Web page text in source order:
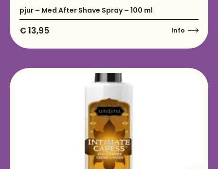
pjur – Med After Shave Spray – 100 ml
€13,95 Info